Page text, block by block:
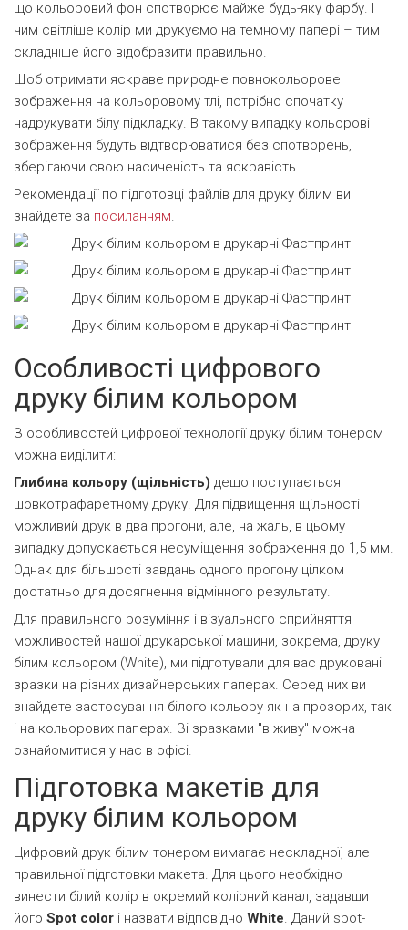
що кольоровий фон спотворює майже будь-яку фарбу. І
чим світліше колір ми друкуємо на темному папері – тим
складніше його відобразити правильно.
Щоб отримати яскраве природне повнокольорове
зображення на кольоровому тлі, потрібно спочатку
надрукувати білу підкладку. В такому випадку кольорові
зображення будуть відтворюватися без спотворень,
зберігаючи свою насиченість та яскравість.
Рекомендації по підготовці файлів для друку білим ви
знайдете за посиланням.
Особливості цифрового
друку білим кольором
З особливостей цифрової технології друку білим тонером
можна виділити:
Глибина кольору (щільність) дещо поступається
шовкотрафаретному друку. Для підвищення щільності
можливий друк в два прогони, але, на жаль, в цьому
випадку допускається несуміщення зображення до 1,5 мм.
Однак для більшості завдань одного прогону цілком
достатньо для досягнення відмінного результату.
Для правильного розуміння і візуального сприйняття
можливостей нашої друкарської машини, зокрема, друку
білим кольором (White), ми підготували для вас друковані
зразки на різних дизайнерських паперах. Серед них ви
знайдете застосування білого кольору як на прозорих, так
і на кольорових паперах. Зі зразками "в живу" можна
ознайомитися у нас в офісі.
Підготовка макетів для
друку білим кольором
Цифровий друк білим тонером вимагає нескладної, але
правильної підготовки макета. Для цього необхідно
винести білий колір в окремий колірний канал, задавши
його Spot color і назвати відповідно White. Даний spot-